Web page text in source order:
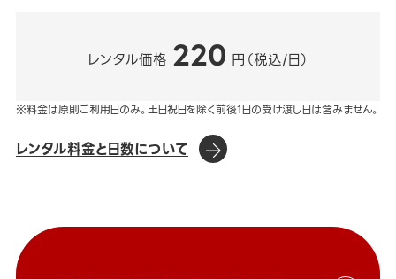
レンタル価格 220 円（税込/日）
※料金は原則ご利用日のみ。土日祝日を除く前後1日の受け渡し日は含みません。
レンタル料金と日数について